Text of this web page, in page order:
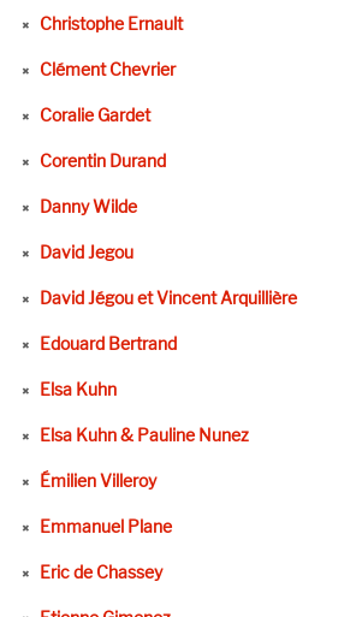
Christophe Ernault
Clément Chevrier
Coralie Gardet
Corentin Durand
Danny Wilde
David Jegou
David Jégou et Vincent Arquillière
Edouard Bertrand
Elsa Kuhn
Elsa Kuhn & Pauline Nunez
Émilien Villeroy
Emmanuel Plane
Eric de Chassey